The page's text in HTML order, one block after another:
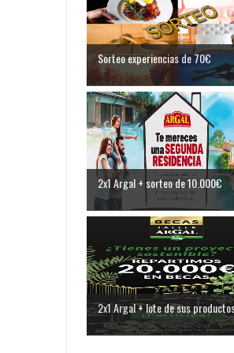
Sorteo experiencias de 70€
2x1 Argal + sorteo de 10.000€
2x1 Argal + lote de sus